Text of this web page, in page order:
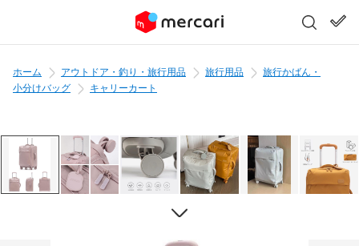
ホーム アウトドア・釣り・旅行用品 旅行用品
旅行かばん・
小分けバッグ
キャリーカート